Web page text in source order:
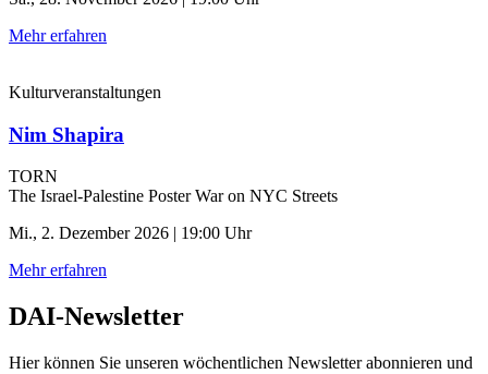
Mehr erfahren
Kulturveranstaltungen
Nim Shapira
TORN
The Israel-Palestine Poster War on NYC Streets
Mi., 2. Dezember 2026 | 19:00 Uhr
Mehr erfahren
DAI-Newsletter
Hier können Sie unseren wöchentlichen Newsletter abonnieren und